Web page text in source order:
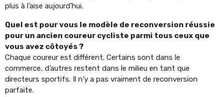
plus à l’aise aujourd’hui.
Quel est pour vous le modèle de reconversion réussie
pour un ancien coureur cycliste parmi tous ceux que
vous avez côtoyés ?
Chaque coureur est différent. Certains sont dans le
commerce, d’autres restent dans le milieu en tant que
directeurs sportifs. Il n’y a pas vraiment de reconversion
parfaite.